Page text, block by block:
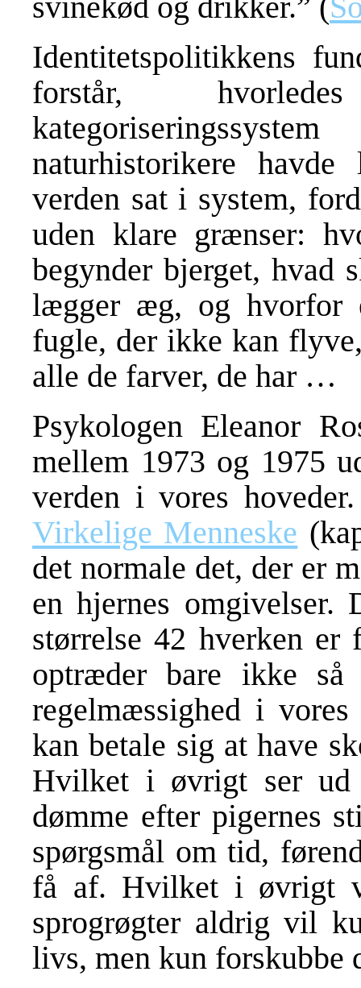
Identitetspolitikkens
forstår,
naturhistorikere
verden sat i system,
uden klare grænser:
begynder bjerget, hvad
lægger æg, og hvorfor
fugle, der ikke kan
alle de farver, de har …
Psykologen Eleanor
mellem 1973 og 1975
verden i vores
Virkelige Menneske
det normale det, der er
en hjernes omgivelser.
størrelse 42 hverken er
optræder bare ikke
regelmæssighed i
kan betale sig at have
Hvilket i øvrigt ser
dømme efter pigernes
spørgsmål om tid,
få af. Hvilket i øvrigt
sprogrøgter aldrig vil
livs, men kun forskubbe